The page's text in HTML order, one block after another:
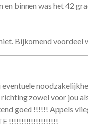
binnen was het 42
Bijkomend
zowel voor jou
goed !!!!!! Appels
!!!!!!!!!!!!!!!!!!!!